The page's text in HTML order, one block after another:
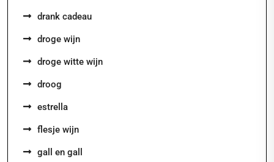
drank cadeau
droge wijn
droge witte wijn
droog
estrella
flesje wijn
gall en gall